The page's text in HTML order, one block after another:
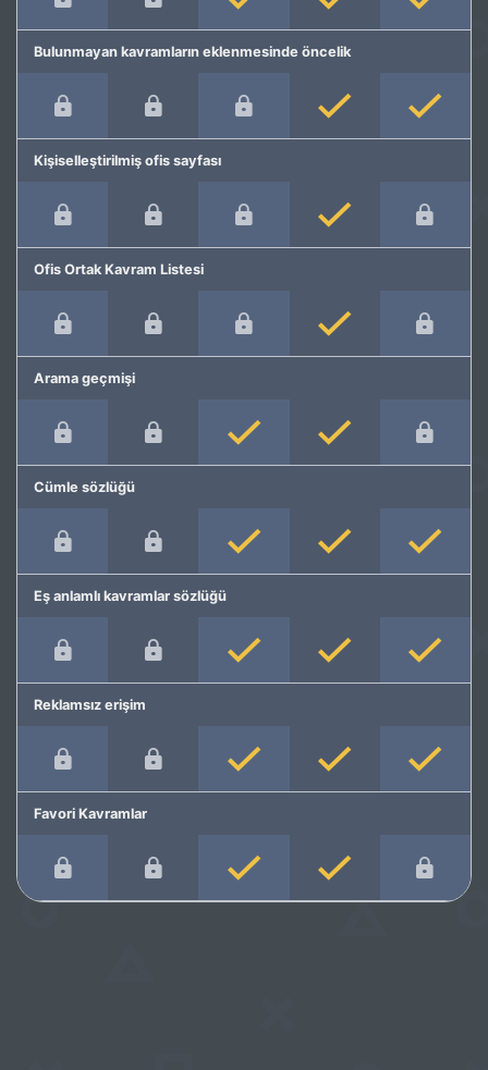
Bulunmayan kavramların eklenmesinde öncelik
Kişiselleştirilmiş ofis sayfası
Ofis Ortak Kavram Listesi
Arama geçmişi
Cümle sözlüğü
Eş anlamlı kavramlar sözlüğü
Reklamsız erişim
Favori Kavramlar